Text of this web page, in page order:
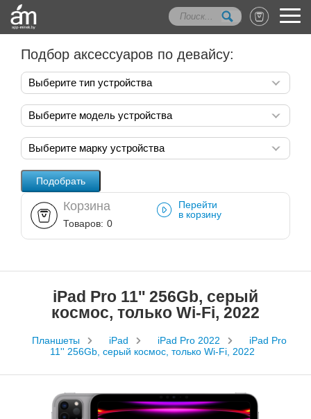
Подбор аксессуаров по девайсу:
Выберите тип устройства
Выберите модель устройства
Выберите марку устройства
Корзина
Товаров: 0
Перейти
в корзину
iPad Pro 11'' 256Gb, серый
космос, только Wi-Fi, 2022
Планшеты iPad iPad Pro 2022
iPad Pro
11'' 256Gb, серый космос, только Wi-Fi, 2022